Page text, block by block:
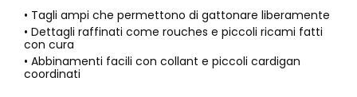
• Tagli ampi che permettono di gattonare liberamente
• Dettagli raffinati come rouches e piccoli ricami fatti
con cura
• Abbinamenti facili con collant e piccoli cardigan
coordinati